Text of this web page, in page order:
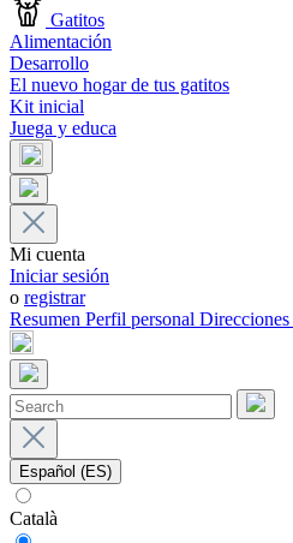
Gatitos
Alimentación
Desarrollo
El nuevo hogar de tus gatitos
Kit inicial
Juega y educa
Mi cuenta
Iniciar sesión
o registrar
Resumen Perfil personal Direcciones
Español (ES)
Català